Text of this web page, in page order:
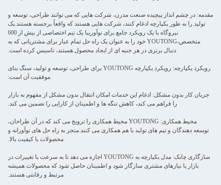
مقدمه: در چشم انداز پیچیده صنعت مدرن، شرکت هایی که می توانند طراحی، توسعه و
تولید را به طور یکپارچه ادغام کنند، شرکت هایی هستند که واقعاً برجسته هستند.یک
نیروگاه با یک رویکرد جامع برای نوآوریبا یک تیم اختصاصی از بیش از 600
متخصص،YOUTONG خود را به عنوان یک راه حل تمام عیار برای مشتریانی که به
دنبال برتری در هر جنبه ای از ایجاد محصول هستند، تاسیس کرده است.
رویکرد یکپارچه: رویکرد یکپارچه YOUTONG برای طراحی، توسعه و تولید، سنگ بنای
موفقیت آن است:
جریان کار بدون مشکل: ادغام این خدمات امکان انتقال بدون مشکل از مفهوم به بازار
را فراهم می کند، کاهش تنگه ها و اطمینان از کارایی را تضمین می کند.
محیط همکاری: YOUTONG محیط همکاری را ترویج می کند که در آن طراحان،
توسعه دهندگان و تیم های تولید با هم همکاری می کنند.منجر به راه حل های نوآورانه و
محصولات با کیفیت بالا.
سازگاری چابک: مدل یکپارچه به YOUTONG اجازه می دهد تا به سرعت با تغییرات در
بازار یا نیازهای مشتری سازگار شود و اطمینان حاصل شود که محصولات همیشه
مرتبط و رقابتی هستند.